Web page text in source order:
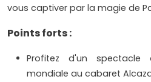
vous captiver par la magie de
Points forts :
Profitez d'un
mondiale au cabaret